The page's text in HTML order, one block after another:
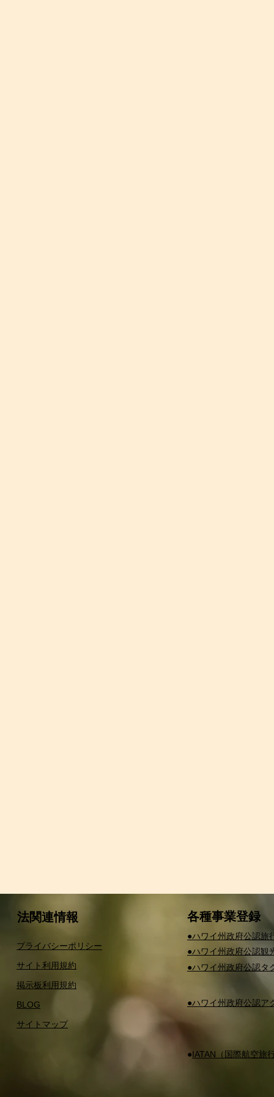
法関連情報
プライバシーポリシー
サイト利用規約
掲示板利用規約
BLOG
サイトマップ
​各種事業登録
​●ハワイ州政府公認旅
​●ハワイ州政府公認観
​●ハワイ州政府公認タ
​●ハワイ州政府公認ア
​●IATAN（国際航空旅